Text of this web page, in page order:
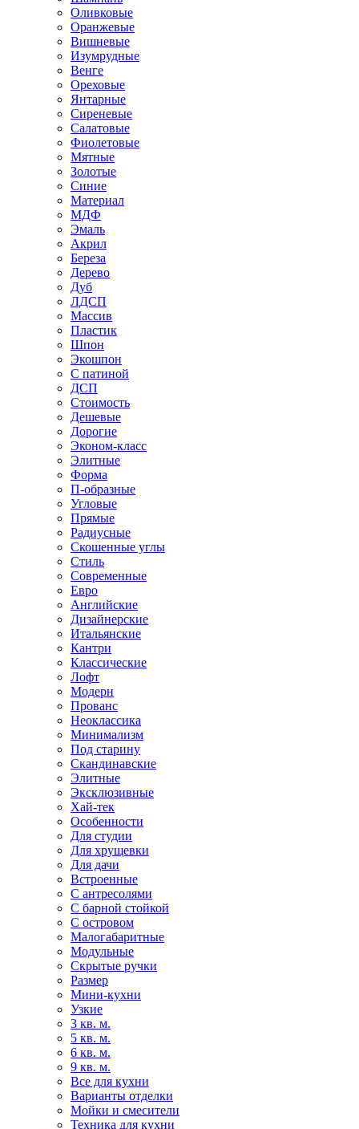
Оливковые
Оранжевые
Вишневые
Изумрудные
Венге
Ореховые
Янтарные
Сиреневые
Салатовые
Фиолетовые
Мятные
Золотые
Синие
Материал
МДФ
Эмаль
Акрил
Береза
Дерево
Дуб
ЛДСП
Массив
Пластик
Шпон
Экошпон
С патиной
ДСП
Стоимость
Дешевые
Дорогие
Эконом-класс
Элитные
Форма
П-образные
Угловые
Прямые
Радиусные
Скошенные углы
Стиль
Современные
Евро
Английские
Дизайнерские
Итальянские
Кантри
Классические
Лофт
Модерн
Прованс
Неоклассика
Минимализм
Под старину
Скандинавские
Элитные
Эксклюзивные
Хай-тек
Особенности
Для студии
Для хрущевки
Для дачи
Встроенные
С антресолями
С барной стойкой
С островом
Малогабаритные
Модульные
Скрытые ручки
Размер
Мини-кухни
Узкие
3 кв. м.
5 кв. м.
6 кв. м.
9 кв. м.
Все для кухни
Варианты отделки
Мойки и смесители
Техника для кухни